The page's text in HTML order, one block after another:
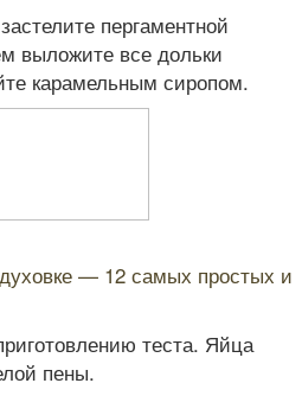
пергаментной
выложите все дольки
карамельным сиропом.
— 12 самых простых и
теста. Яйца
пены.